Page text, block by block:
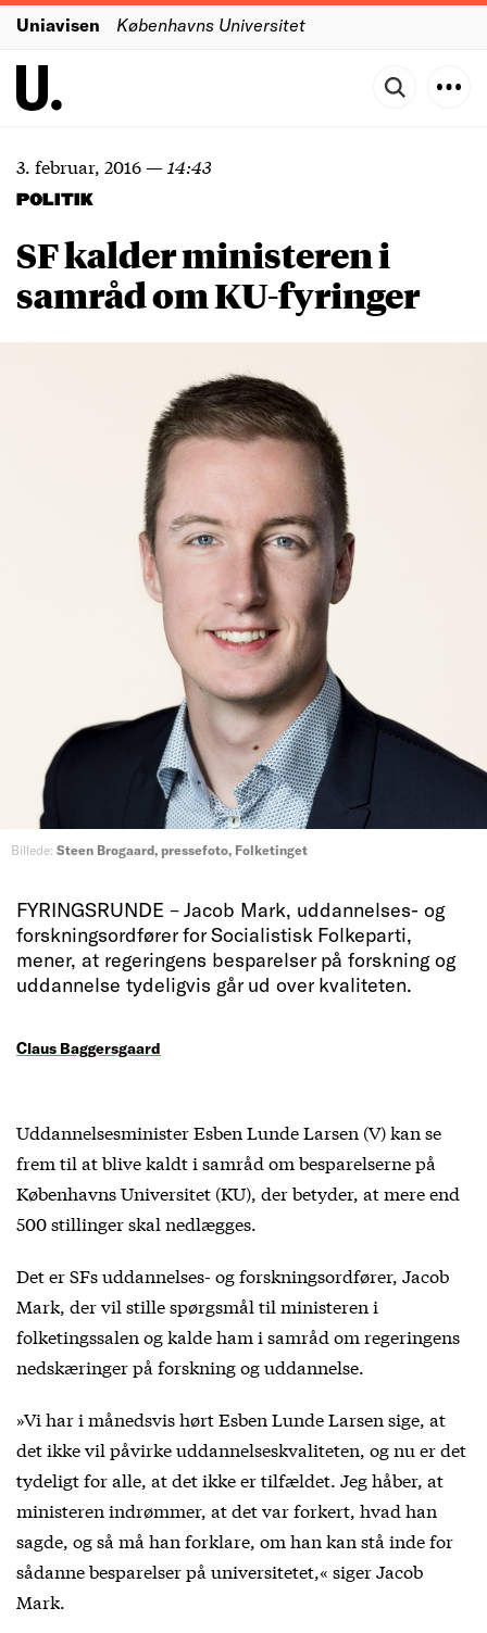
Uniavisen Københavns Universitet
3. februar, 2016— 14:43
POLITIK
SF kalder ministeren i
samråd om KU-fyringer
Billede: Steen Brogaard, pressefoto, Folketinget
FYRINGSRUNDE – Jacob Mark, uddannelses- og
forskningsordfører for Socialistisk Folkeparti,
mener, at regeringens besparelser på forskning og
uddannelse tydeligvis går ud over kvaliteten.
Claus Baggersgaard
Uddannelsesminister Esben Lunde Larsen (V) kan se
frem til at blive kaldt i samråd om besparelserne på
Københavns Universitet (KU), der betyder, at mere end
500 stillinger skal nedlægges.
Det er SFs uddannelses- og forskningsordfører, Jacob
Mark, der vil stille spørgsmål til ministeren i
folketingssalen og kalde ham i samråd om regeringens
nedskæringer på forskning og uddannelse.
»Vi har i månedsvis hørt Esben Lunde Larsen sige, at
det ikke vil påvirke uddannelseskvaliteten, og nu er det
tydeligt for alle, at det ikke er tilfældet. Jeg håber, at
ministeren indrømmer, at det var forkert, hvad han
sagde, og så må han forklare, om han kan stå inde for
sådanne besparelser på universitetet,« siger Jacob
Mark.